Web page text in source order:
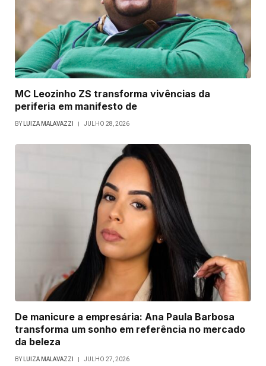
MC Leozinho ZS transforma vivências da
periferia em manifesto de
BY LUIZA MALAVAZZI JULHO 28, 2026
De manicure a empresária: Ana Paula Barbosa
transforma um sonho em referência no mercado
da beleza
BY LUIZA MALAVAZZI JULHO 27, 2026